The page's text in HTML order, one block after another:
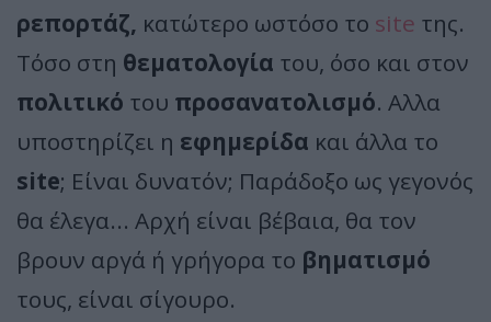
ρεπορτάζ, κατώτερο ωστόσο το site της.
Τόσο στη θεματολογία του, όσο και στον
πολιτικό του προσανατολισμό. Αλλα
υποστηρίζει η εφημερίδα και άλλα το
site; Είναι δυνατόν; Παράδοξο ως γεγονός
θα έλεγα... Αρχή είναι βέβαια, θα τον
βρουν αργά ή γρήγορα το βηματισμό
τους, είναι σίγουρο.